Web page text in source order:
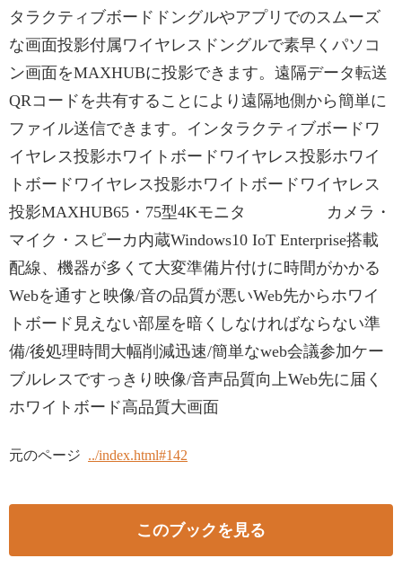
タラクティブボードドングルやアプリでのスムーズ
な画面投影付属ワイヤレスドングルで素早くパソコ
ン画面をMAXHUBに投影できます。遠隔データ転送
QRコードを共有することにより遠隔地側から簡単に
ファイル送信できます。インタラクティブボードワ
イヤレス投影ホワイトボードワイヤレス投影ホワイ
トボードワイヤレス投影ホワイトボードワイヤレス
投影MAXHUB65・75型4Kモニタ カメラ・
マイク・スピーカ内蔵Windows10 IoT Enterprise搭載
配線、機器が多くて大変準備片付けに時間がかかる
Webを通すと映像/音の品質が悪いWeb先からホワイ
トボード見えない部屋を暗くしなければならない準
備/後処理時間大幅削減迅速/簡単なweb会議参加ケー
ブルレスですっきり映像/音声品質向上Web先に届く
ホワイトボード高品質大画面
元のページ ../index.html#142
このブックを見る